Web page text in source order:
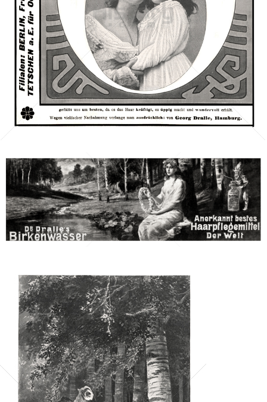
Dr. Georg Dralle, Hamburg - Birkin
L'Oréal Österreich GmbH
1902
Bild-ID: 621
Dr. Georg Dralle, Hamburg - Birkin
L'Oréal Österreich GmbH
1902
Bild-ID: 623